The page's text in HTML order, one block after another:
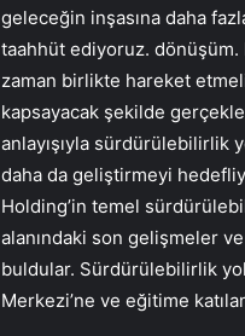
geleceğin inşasına daha
taahhüt ediyoruz. dönüşüm.
zaman birlikte hareket
kapsayacak şekilde
anlayışıyla sürdürülebilirlik
daha da geliştirmeyi
Holding’in temel
alanındaki son gelişmeler ve
buldular. Sürdürülebilirlik
Merkezi’ne ve eğitime